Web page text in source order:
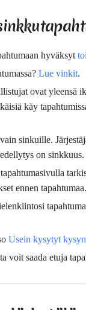
hyväksyt
Lue vinkit.
ovat yleensä
käy
sinkuille.
on sinkkuus.
ennen tapahtumaa.
Usein kysytyt
voit saada etuja